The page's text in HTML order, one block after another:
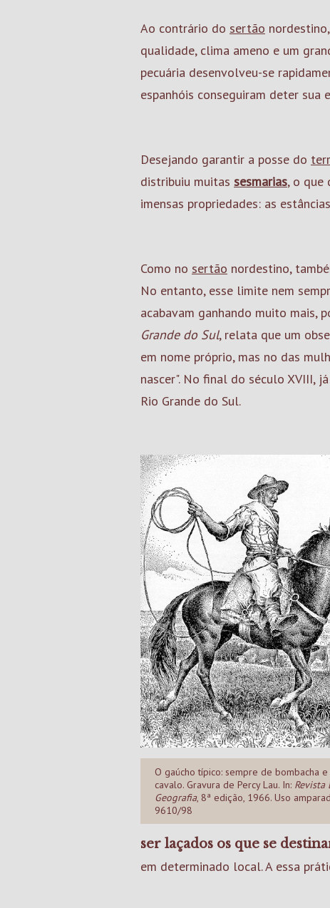
Ao contrário do sertão
qualidade, clima ameno e um
pecuária desenvolveu-se
espanhóis conseguiram deter sua
Desejando garantir a posse do
distribuiu muitas sesmarias, o que
imensas propriedades: as
Como no sertão nordestino,
No entanto, esse limite nem
acabavam ganhando muito mais,
Grande do Sul, relata que um
em nome próprio, mas no das
nascer". No final do século XVIII,
Rio Grande do Sul.
O gaúcho típico: sempre de bombacha
cavalo. Gravura de Percy Lau. In: Revista
Geografia, 8ª edição, 1966. Uso
9610/98
ser laçados os que se
em determinado local. A essa